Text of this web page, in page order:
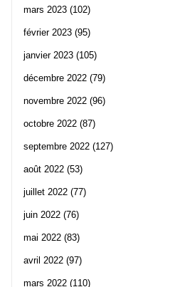
mars 2023 (102)
février 2023 (95)
janvier 2023 (105)
décembre 2022 (79)
novembre 2022 (96)
octobre 2022 (87)
septembre 2022 (127)
août 2022 (53)
juillet 2022 (77)
juin 2022 (76)
mai 2022 (83)
avril 2022 (97)
mars 2022 (110)